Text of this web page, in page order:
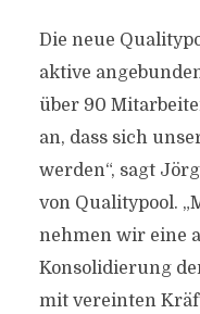
Die neue
aktive
über 90
an, dass sich
werden“, sagt
von Qualitypool.
nehmen wir eine
Konsolidierung
mit vereinten